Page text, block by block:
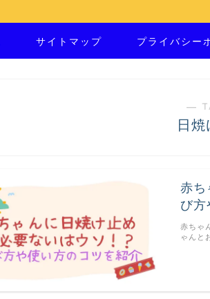
サイトマップ プライバシー
―
日焼
赤ち
び方
赤ちゃ
ゃんと